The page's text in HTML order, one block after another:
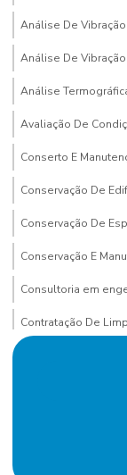
Análise De
Análise De
Análise
Avaliação De
Conserto E
Conservação De
Conservação De
Conservação E
Consultoria em
Contratação De
Contratação de
Custo terceirização